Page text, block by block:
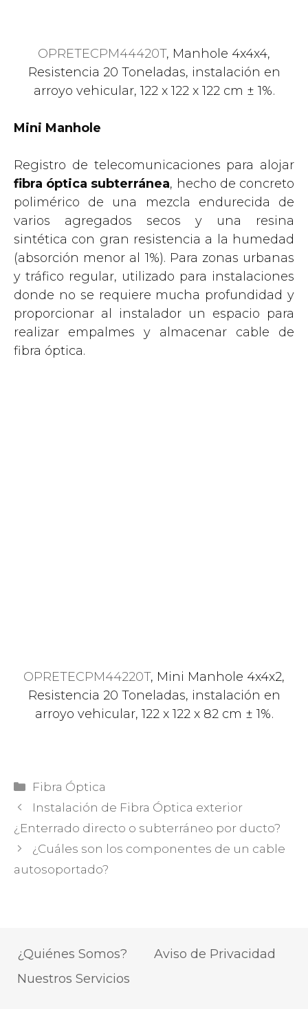
OPRETECPM44420T, Manhole 4x4x4,
Resistencia 20 Toneladas, instalación en
arroyo vehicular, 122 x 122 x 122 cm ± 1%.
Mini Manhole
Registro de telecomunicaciones para alojar
fibra óptica subterránea, hecho de concreto
polimérico de una mezcla endurecida de
varios agregados secos y una resina
sintética con gran resistencia a la humedad
(absorción menor al 1%). Para zonas urbanas
y tráfico regular, utilizado para instalaciones
donde no se requiere mucha profundidad y
proporcionar al instalador un espacio para
realizar empalmes y almacenar cable de
fibra óptica.
OPRETECPM44220T, Mini Manhole 4x4x2,
Resistencia 20 Toneladas, instalación en
arroyo vehicular, 122 x 122 x 82 cm ± 1%.
Categorías
Fibra Óptica
Instalación de Fibra Óptica exterior
¿Enterrado directo o subterráneo por ducto?
¿Cuáles son los componentes de un cable
autosoportado?
¿Quiénes Somos?
Nuestros Servicios
Aviso de Privacidad